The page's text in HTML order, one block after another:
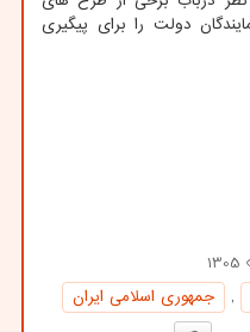
دولت را برای پیگیری
1305
,
جمهوری اسلامی ایران